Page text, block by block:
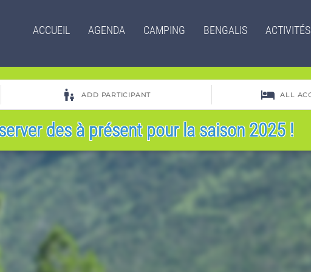
Menu
ACCUEIL AGENDA CAMPING BENGALIS ACTIVITÉS
des à présent pour la saison 2025 !